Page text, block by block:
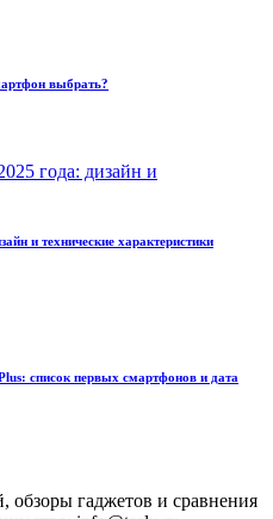
выбрать?
и технические характеристики
список первых смартфонов и дата
обзоры гаджетов и сравнения